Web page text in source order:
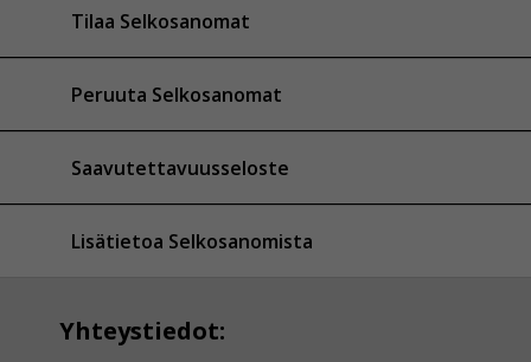
Tilaa Selkosanomat
Peruuta Selkosanomat
Saavutettavuusseloste
Lisätietoa Selkosanomista
Yhteystiedot: